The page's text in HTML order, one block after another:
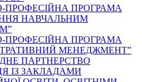
ПРОФЕСІЙНА ПРОГРАМА
НАВЧАЛЬНИМ
ПРОФЕСІЙНА ПРОГРАМА
МЕНЕДЖМЕНТ”
ПАРТНЕРСТВО
ІЗ ЗАКЛАДАМИ